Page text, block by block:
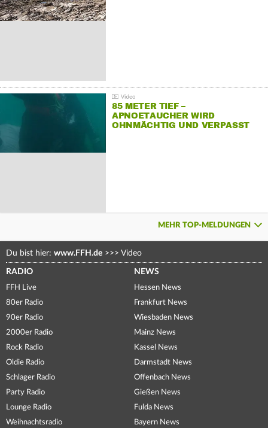
85 METER TIEF –
APNOETAUCHER WIRD
OHNMÄCHTIG UND VERPASST
MEHR TOP-MELDUNGEN
Du bist hier: www.FFH.de >>> Video
RADIO
FFH Live
80er Radio
90er Radio
2000er Radio
Rock Radio
Oldie Radio
Schlager Radio
Party Radio
Lounge Radio
Weihnachtsradio
NEWS
Hessen News
Frankfurt News
Wiesbaden News
Mainz News
Kassel News
Darmstadt News
Offenbach News
Gießen News
Fulda News
Bayern News